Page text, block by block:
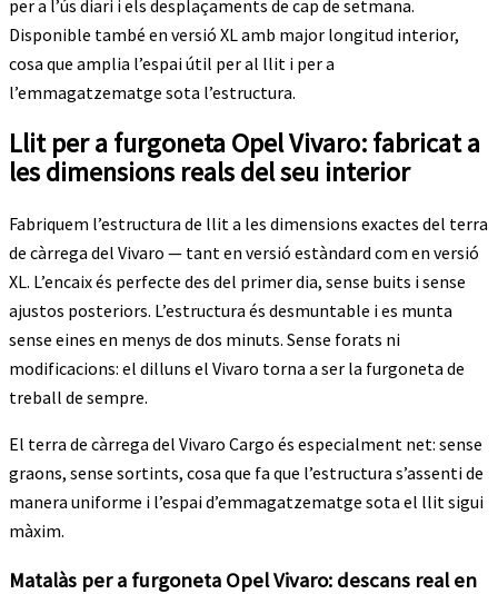
per a l’ús diari i els desplaçaments de cap de setmana.
Disponible també en versió XL amb major longitud interior,
cosa que amplia l’espai útil per al llit i per a
l’emmagatzematge sota l’estructura.
Llit per a furgoneta Opel Vivaro: fabricat a
les dimensions reals del seu interior
Fabriquem l’estructura de llit a les dimensions exactes del terra
de càrrega del Vivaro — tant en versió estàndard com en versió
XL. L’encaix és perfecte des del primer dia, sense buits i sense
ajustos posteriors. L’estructura és desmuntable i es munta
sense eines en menys de dos minuts. Sense forats ni
modificacions: el dilluns el Vivaro torna a ser la furgoneta de
treball de sempre.
El terra de càrrega del Vivaro Cargo és especialment net: sense
graons, sense sortints, cosa que fa que l’estructura s’assenti de
manera uniforme i l’espai d’emmagatzematge sota el llit sigui
màxim.
Matalàs per a furgoneta Opel Vivaro: descans real en